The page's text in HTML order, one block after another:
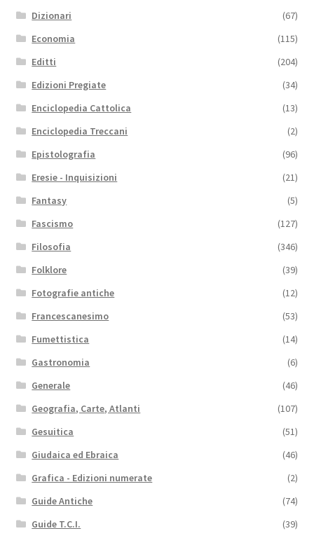
Dizionari
(67)
Economia
(115)
Editti
(204)
Edizioni Pregiate
(34)
Enciclopedia Cattolica
(13)
Enciclopedia Treccani
(2)
Epistolografia
(96)
Eresie - Inquisizioni
(21)
Fantasy
(5)
Fascismo
(127)
Filosofia
(346)
Folklore
(39)
Fotografie antiche
(12)
Francescanesimo
(53)
Fumettistica
(14)
Gastronomia
(6)
Generale
(46)
Geografia, Carte, Atlanti
(107)
Gesuitica
(51)
Giudaica ed Ebraica
(46)
Grafica - Edizioni numerate
(2)
Guide Antiche
(74)
Guide T.C.I.
(39)